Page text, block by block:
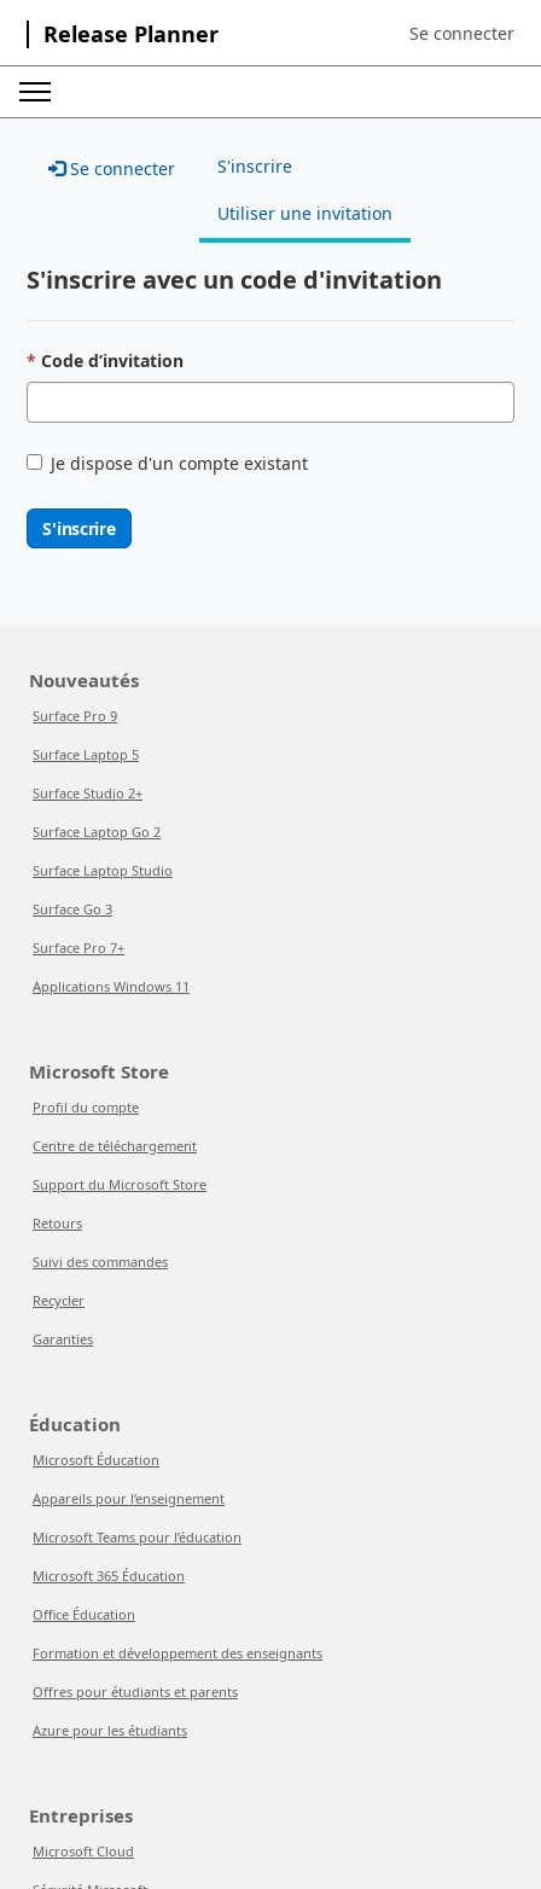
Release Planner Sign in to your
Se connecter
Se connecter S'inscrire
Utiliser une invitation
S'inscrire avec un code d'invitation
Code d’invitation
Je dispose d'un compte existant
S'inscrire
Nouveautés
Surface Pro 9
Surface Laptop 5
Surface Studio 2+
Surface Laptop Go 2
Surface Laptop Studio
Surface Go 3
Surface Pro 7+
Applications Windows 11
Microsoft Store
Profil du compte
Centre de téléchargement
Support du Microsoft Store
Retours
Suivi des commandes
Recycler
Garanties
Éducation
Microsoft Éducation
Appareils pour l’enseignement
Microsoft Teams pour l’éducation
Microsoft 365 Éducation
Office Éducation
Formation et développement des enseignants
Offres pour étudiants et parents
Azure pour les étudiants
Entreprises
Microsoft Cloud